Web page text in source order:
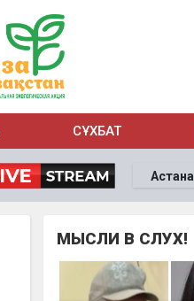
СҰХБАТ
Астана
МЫСЛИ В СЛУХ!